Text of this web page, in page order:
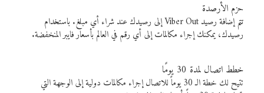
حزم الأرصدة
تتم إضافة رصيد Viber Out إلى رصيدك عند شراء أي مبلغ. باستخدام
رصيدك، يمكنك إجراء مكالمات إلى أي رقم في العالم بأسعار فايبر المنخفضة.
خطط اتصال لمدة 30 يومًا
تتيح لك خطة الـ 30 يوماً للاتصال إجراء مكالمات دولية إلى الوجهة التي